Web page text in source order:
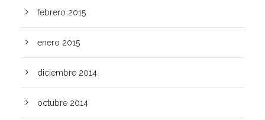
febrero 2015
enero 2015
diciembre 2014
octubre 2014